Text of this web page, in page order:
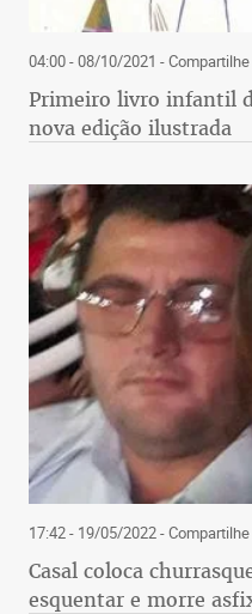
04:00 - 08/10/2021 - Compartilhe
Primeiro livro infantil
nova edição ilustrada
17:42 - 19/05/2022- Compartilhe
Casal coloca
esquentar e morre